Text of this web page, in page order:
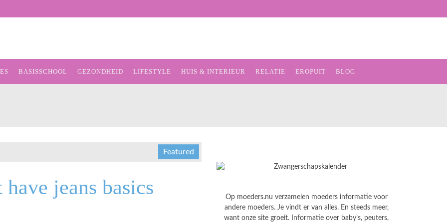
BASISSCHOOL GEZONDHEID LIFESTYLE HUIS & INTERIEUR RELATIE EROPUIT BLOG
Featured
jeans basics
Op moeders.nu verzamelen moeders informatie voor
andere moeders. Je vindt er van alles. En steeds meer,
want onze site groeit. Informatie over baby’s, peuters,